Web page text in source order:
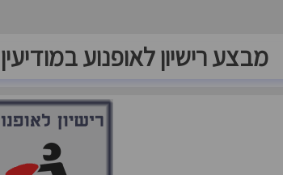
מבצע רישיון לאופנוע במודיעין